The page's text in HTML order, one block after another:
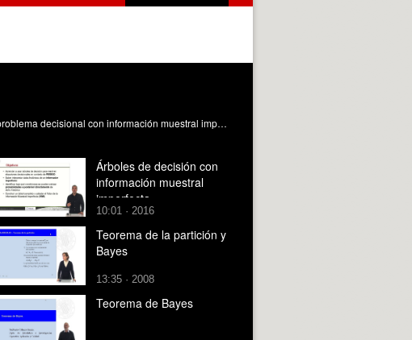
Dentro de la Teoría de decisión este video muestra cómo usar un árbol de decisión para modelar y resolver un problema decisional con información muestral imperfecta. En el ejemplo propuesto se observa cómo es preciso aplicar el Teorema de Bayes para calcular las probabilidades revisadas y el valor de dicha información o VIMI. Miralles Insa, CJ. (2016). Información muestral imperfecta y Teorema de Bayes. https://riunet.upv.es/handle/10251/63530 DER
Árboles de decisión con
información muestral
imperfecta
10:01 · 2016
Teorema de la partición y
Bayes
13:35 · 2008
Teorema de Bayes